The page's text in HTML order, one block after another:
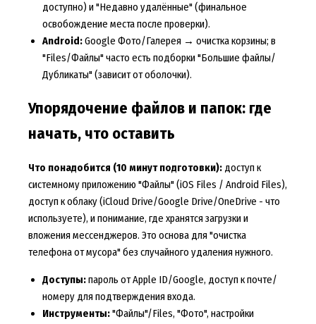
доступно) и "Недавно удалённые" (финальное
освобождение места после проверки).
Android:Google Фото/Галерея → очистка корзины; в
"Files/Файлы" часто есть подборки "Большие файлы/
Дубликаты" (зависит от оболочки).
Упорядочение файлов и папок: где
начать, что оставить
Что понадобится (10 минут подготовки):доступ к
системному приложению "Файлы" (iOS Files / Android Files),
доступ к облаку (iCloud Drive/Google Drive/OneDrive - что
используете), и понимание, где хранятся загрузки и
вложения мессенджеров. Это основа для "очистка
телефона от мусора" без случайного удаления нужного.
Доступы:пароль от Apple ID/Google, доступ к почте/
номеру для подтверждения входа.
Инструменты:"Файлы"/Files, "Фото", настройки